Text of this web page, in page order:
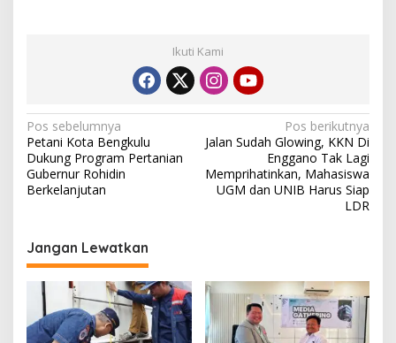
Ikuti Kami
Navigasi
pos
Pos sebelumnya
Petani Kota Bengkulu
Dukung Program Pertanian
Gubernur Rohidin
Berkelanjutan
Pos berikutnya
Jalan Sudah Glowing, KKN Di
Enggano Tak Lagi
Memprihatinkan, Mahasiswa
UGM dan UNIB Harus Siap
LDR
Jangan Lewatkan